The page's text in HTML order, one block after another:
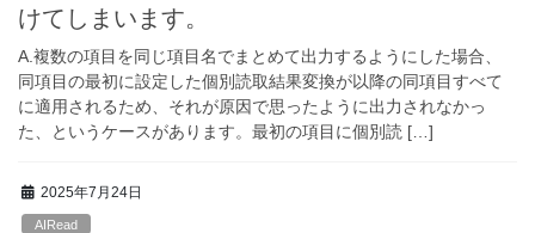
けてしまいます。
A.複数の項目を同じ項目名でまとめて出力するようにした場合、
同項目の最初に設定した個別読取結果変換が以降の同項目すべて
に適用されるため、それが原因で思ったように出力されなかっ
た、というケースがあります。最初の項目に個別読 […]
2025年7月24日
AIRead